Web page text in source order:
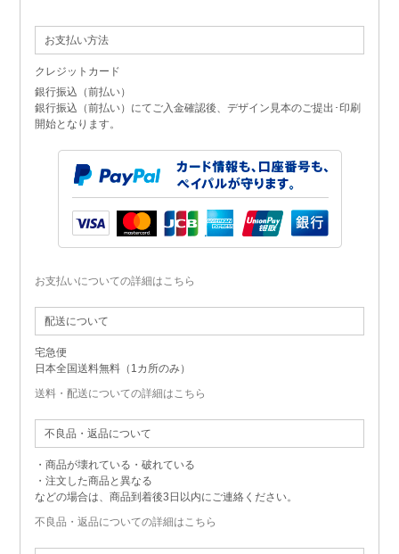
お支払い方法
クレジットカード
銀行振込（前払い）
銀行振込（前払い）にてご入金確認後、デザイン見本のご提出･印刷
開始となります。
お支払いについての詳細はこちら
配送について
宅急便
日本全国送料無料（1カ所のみ）
送料・配送についての詳細はこちら
不良品・返品について
・商品が壊れている・破れている
・注文した商品と異なる
などの場合は、商品到着後3日以内にご連絡ください。
不良品・返品についての詳細はこちら